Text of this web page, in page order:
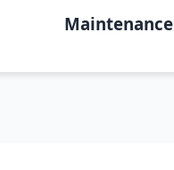
Maintenance